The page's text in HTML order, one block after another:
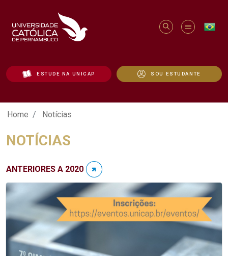
ESTUDE NA UNICAP SOU ESTUDANTE
Notícias - Unicap
Home Notícias
NOTÍCIAS
ANTERIORES A 2020